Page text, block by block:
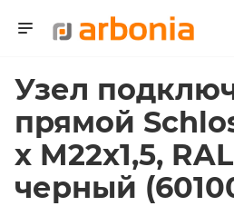
Узел
прямой
x M22x1,5,
черный